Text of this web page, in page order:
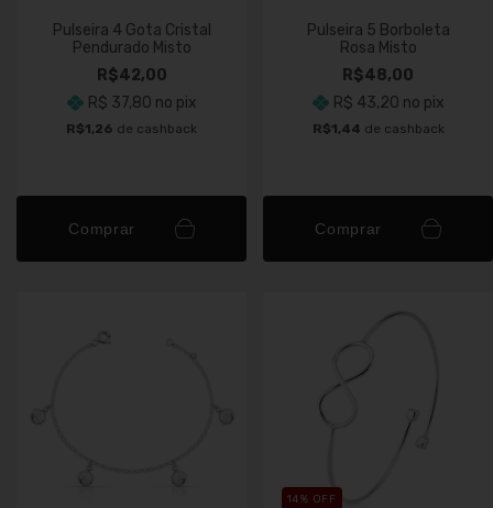
Pulseira 4 Gota Cristal
Pendurado Misto
R$42,00
R$ 37,80 no pix
R$1,26 de cashback
Comprar
Pulseira 5 Borboleta
Rosa Misto
R$48,00
R$ 43,20 no pix
R$1,44 de cashback
Comprar
14% OFF